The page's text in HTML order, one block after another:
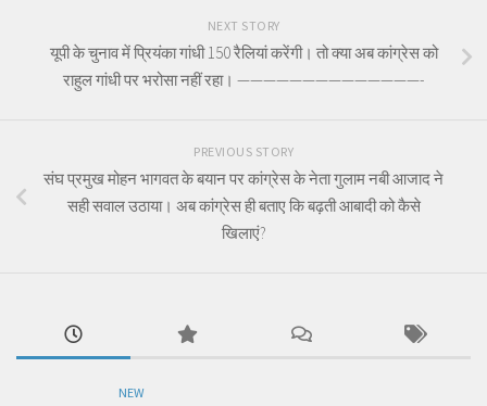
NEXT STORY
यूपी के चुनाव में प्रियंका गांधी 150 रैलियां करेंगी। तो क्या अब कांग्रेस को
राहुल गांधी पर भरोसा नहीं रहा। ——————————————-
PREVIOUS STORY
संघ प्रमुख मोहन भागवत के बयान पर कांग्रेस के नेता गुलाम नबी आजाद ने
सही सवाल उठाया। अब कांग्रेस ही बताए कि बढ़ती आबादी को कैसे
खिलाएं?
NEW